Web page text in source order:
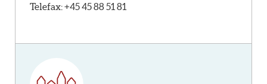
Telefax: +45 45 88 51 81